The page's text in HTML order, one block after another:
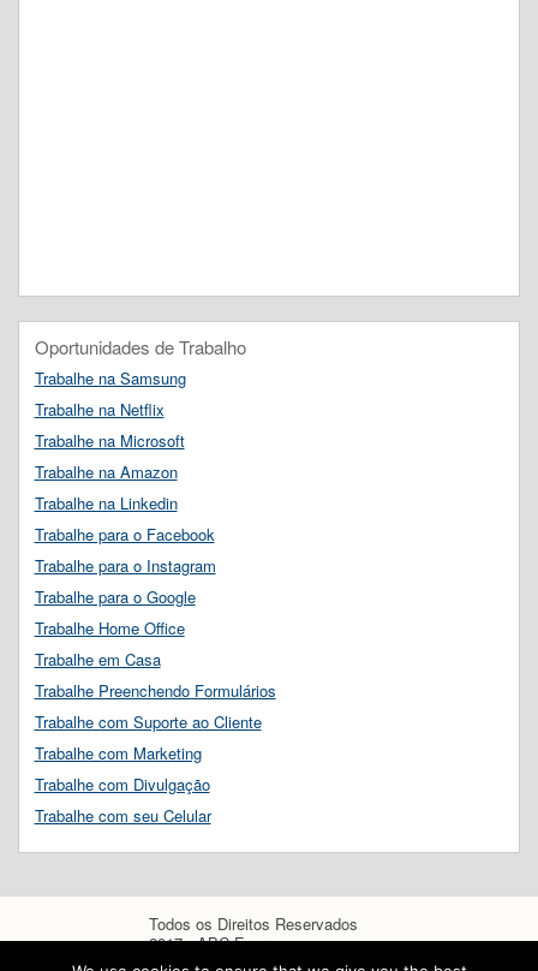
Oportunidades de Trabalho
Trabalhe na Samsung
Trabalhe na Netflix
Trabalhe na Microsoft
Trabalhe na Amazon
Trabalhe na Linkedin
Trabalhe para o Facebook
Trabalhe para o Instagram
Trabalhe para o Google
Trabalhe Home Office
Trabalhe em Casa
Trabalhe Preenchendo Formulários
Trabalhe com Suporte ao Cliente
Trabalhe com Marketing
Trabalhe com Divulgação
Trabalhe com seu Celular
Todos os Direitos Reservados
2017 - ABC Empregos